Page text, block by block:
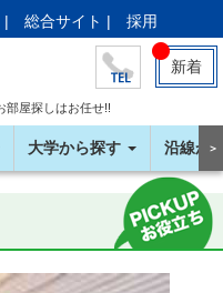
| 総合サイト | 採用
新着
部屋探しはお任せ!!
大学から探す 沿線か＞